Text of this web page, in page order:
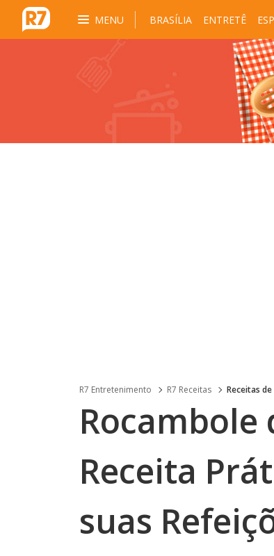
MENU BRASÍLIA ENTRETÊ
R7 Entretenimento R7 Receitas Receitas de
Rocambole
Receita
suas